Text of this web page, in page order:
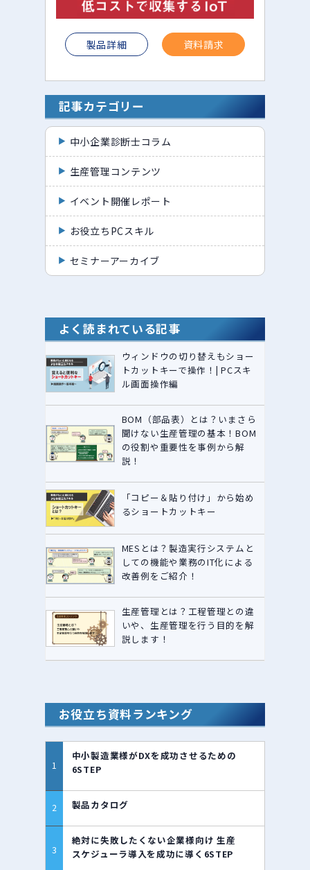
製品詳細 資料請求
記事カテゴリー
中小企業診断士コラム
生産管理コンテンツ
イベント開催レポート
お役立ちPCスキル
セミナーアーカイブ
よく読まれている記事
ウィンドウの切り替えもショー
トカットキーで操作！| PCスキ
ル画面操作編
BOM（部品表）とは？いまさら
聞けない生産管理の基本！BOM
の役割や重要性を事例から解
説！
「コピー＆貼り付け」から始め
るショートカットキー
MESとは？製造実行システムと
しての機能や業務のIT化による
改善例をご紹介！
生産管理とは？工程管理との違
いや、生産管理を行う目的を解
説します！
お役立ち資料ランキング
中小製造業様がDXを成功させるための
6STEP
製品カタログ
絶対に失敗したくない企業様向け 生産
スケジューラ導入を成功に導く6STEP